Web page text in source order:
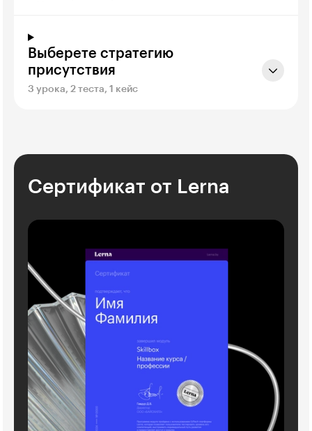
Выберете стратегию
присутствия
3 урока, 2 теста, 1 кейс
Сертификат от Lerna